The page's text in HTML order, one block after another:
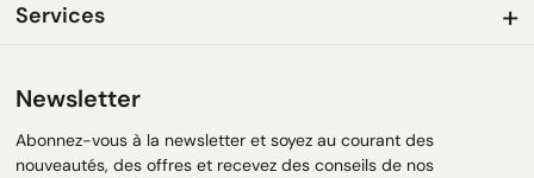
Services
Newsletter
Abonnez-vous à la newsletter et soyez au courant des
nouveautés, des offres et recevez des conseils de nos